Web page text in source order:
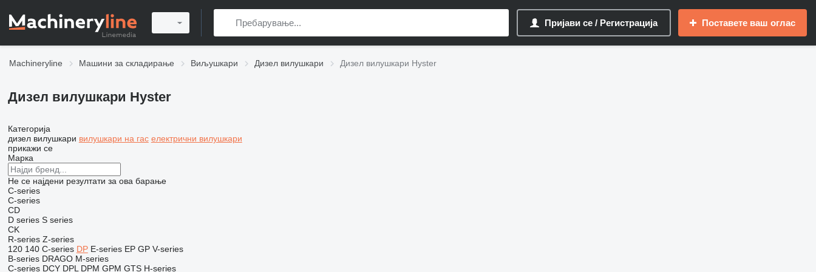
Пријави се / Регистрација Поставете ваш оглас
Machineryline Машини за складирање Виљушкари Дизел вилушкари Дизел вилушкари Hyster
Дизел вилушкари Hyster
Категорија
дизел вилушкари вилушкари на гас електрични вилушкари
прикажи се
Марка
Не се најдени резултати за ова барање
C-series
C-series
CD
D series S series
CK
R-series Z-series
120 140 C-series DP E-series EP GP V-series
B-series DRAGO M-series
C-series DCY DPL DPM GPM GTS H-series